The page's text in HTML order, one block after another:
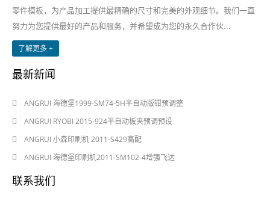
零件模板，为产品加工提供最精确的尺寸和完美的外观细节。我们一直
努力为您提供最好的产品和服务，并希望成为您的永久合作伙...
了解更多 +
最新新闻
ANGRUI 海德堡1999-SM74-5H半自动版钳预调整
ANGRUI RYOBI 2015-924半自动板夹预调预设
ANGRUI 小森印刷机 2011-S429高配
ANGRUI 海德堡印刷机2011-SM102-4增强飞达
联系我们